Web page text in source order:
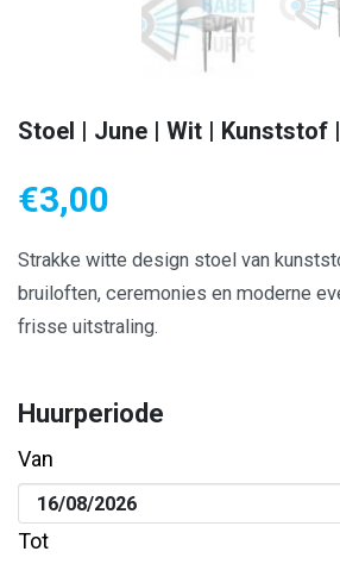
Stoel | June | Wit | Kunststof
€3,00
Strakke witte design stoel van
bruiloften, ceremonies en moderne
frisse uitstraling.
Huurperiode
Van
Tot